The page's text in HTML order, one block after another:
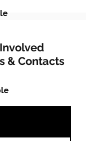
Value
NA
& Contacts